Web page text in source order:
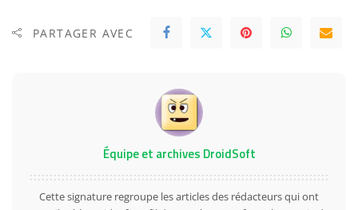
PARTAGER AVEC
Équipe et archives DroidSoft
Cette signature regroupe les articles des rédacteurs qui ont